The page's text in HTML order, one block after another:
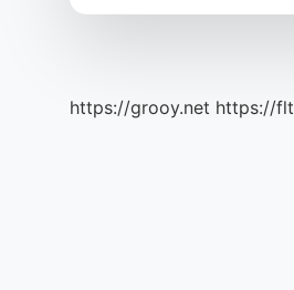
https://grooy.net https://